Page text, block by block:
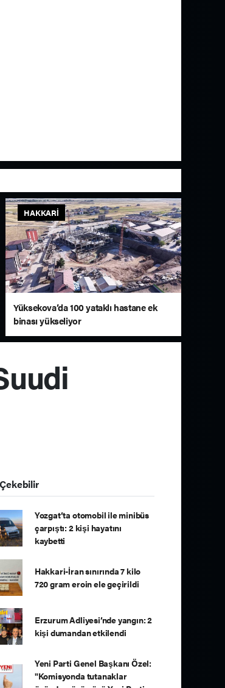
HAKKARI
Yüksekova’da 100 yataklı hastane ek
binası yükseliyor
Yozgat’ta otomobil ile minibüs
çarpıştı: 2 kişi hayatını
kaybetti
Hakkari-İran sınırında 7 kilo
720 gram eroin ele geçirildi
Erzurum Adliyesi’nde yangın: 2
kişi dumandan etkilendi
Yeni Parti Genel Başkanı Özel:
"Komisyonda tutanaklar